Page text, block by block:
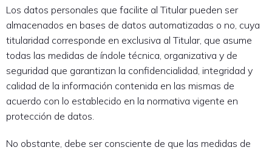
Los datos personales que facilite al Titular pueden ser
almacenados en bases de datos automatizadas o no, cuya
titularidad corresponde en exclusiva al Titular, que asume
todas las medidas de índole técnica, organizativa y de
seguridad que garantizan la confidencialidad, integridad y
calidad de la información contenida en las mismas de
acuerdo con lo establecido en la normativa vigente en
protección de datos.
No obstante, debe ser consciente de que las medidas de